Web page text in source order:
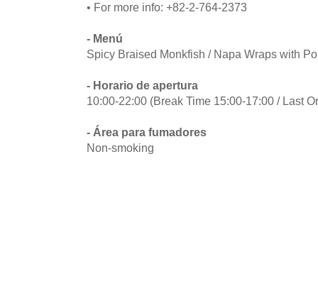
• For more info: +82-2-764-2373
- Menú
Spicy Braised Monkfish / Napa Wraps with
- Horario de apertura
10:00-22:00 (Break Time 15:00-17:00 / Last
- Área para fumadores
Non-smoking